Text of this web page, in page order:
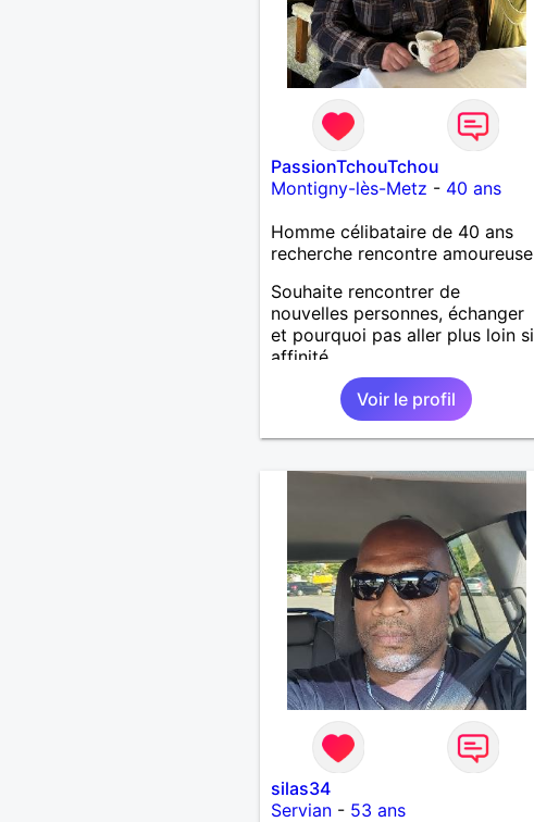
PassionTchouTchou
Montigny-lès-Metz - 40 ans
Homme célibataire de 40 ans
recherche rencontre amoureuse
Souhaite rencontrer de
nouvelles personnes, échanger
et pourquoi pas aller plus loin si
affinité...
Voir le profil
silas34
Servian- 53 ans